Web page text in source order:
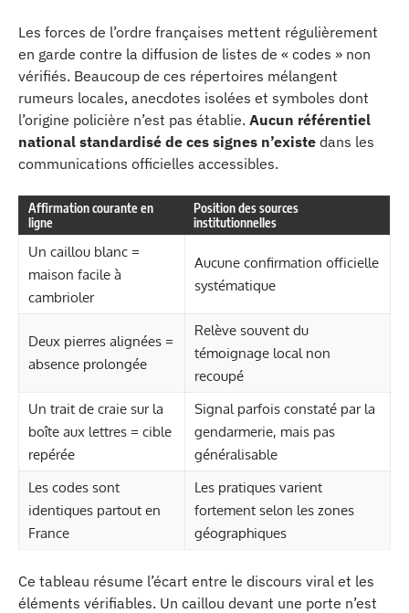
Les forces de l’ordre françaises mettent régulièrement
en garde contre la diffusion de listes de « codes » non
vérifiés. Beaucoup de ces répertoires mélangent
rumeurs locales, anecdotes isolées et symboles dont
l’origine policière n’est pas établie. Aucun référentiel
national standardisé de ces signes n’existe dans les
communications officielles accessibles.
Affirmation courante en
ligne
Position des sources
institutionnelles
Un caillou blanc =
maison facile à
cambrioler
Aucune confirmation officielle
systématique
Deux pierres alignées =
absence prolongée
Relève souvent du
témoignage local non
recoupé
Un trait de craie sur la
boîte aux lettres = cible
repérée
Signal parfois constaté par la
gendarmerie, mais pas
généralisable
Les codes sont
identiques partout en
France
Les pratiques varient
fortement selon les zones
géographiques
Ce tableau résume l’écart entre le discours viral et les
éléments vérifiables. Un caillou devant une porte n’est